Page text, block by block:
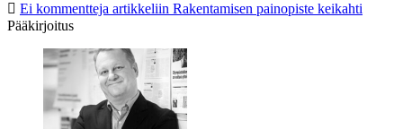
Ei kommentteja artikkeliin Rakentamisen painopiste keikahti
Pääkirjoitus